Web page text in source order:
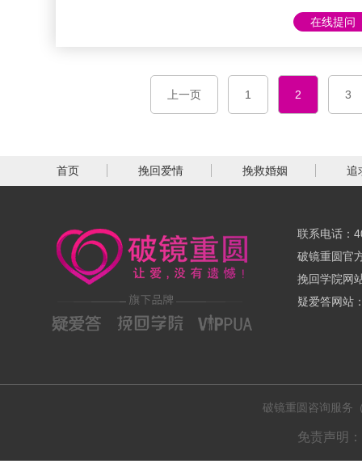
不够爱自
婚三年，一
在线提问
上一页 1 2 3
首页 挽回爱情 挽救婚姻 追
联系电话：
破镜重圆官
挽回学院网
疑爱答网站
破镜重圆咨询服
免责声明